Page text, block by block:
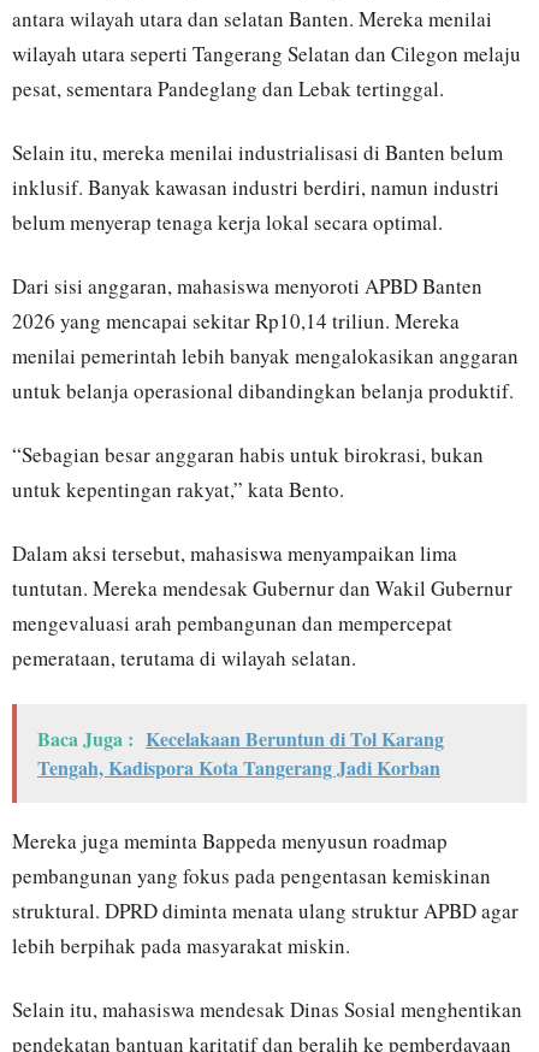
antara wilayah utara dan selatan Banten. Mereka menilai
wilayah utara seperti Tangerang Selatan dan Cilegon melaju
pesat, sementara Pandeglang dan Lebak tertinggal.
Selain itu, mereka menilai industrialisasi di Banten belum
inklusif. Banyak kawasan industri berdiri, namun industri
belum menyerap tenaga kerja lokal secara optimal.
Dari sisi anggaran, mahasiswa menyoroti APBD Banten
2026 yang mencapai sekitar Rp10,14 triliun. Mereka
menilai pemerintah lebih banyak mengalokasikan anggaran
untuk belanja operasional dibandingkan belanja produktif.
“Sebagian besar anggaran habis untuk birokrasi, bukan
untuk kepentingan rakyat,” kata Bento.
Dalam aksi tersebut, mahasiswa menyampaikan lima
tuntutan. Mereka mendesak Gubernur dan Wakil Gubernur
mengevaluasi arah pembangunan dan mempercepat
pemerataan, terutama di wilayah selatan.
Baca Juga : Kecelakaan Beruntun di Tol Karang
Tengah, Kadispora Kota Tangerang Jadi Korban
Mereka juga meminta Bappeda menyusun roadmap
pembangunan yang fokus pada pengentasan kemiskinan
struktural. DPRD diminta menata ulang struktur APBD agar
lebih berpihak pada masyarakat miskin.
Selain itu, mahasiswa mendesak Dinas Sosial menghentikan
pendekatan bantuan karitatif dan beralih ke pemberdayaan